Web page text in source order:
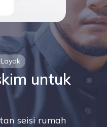
untuk
seisi rumah